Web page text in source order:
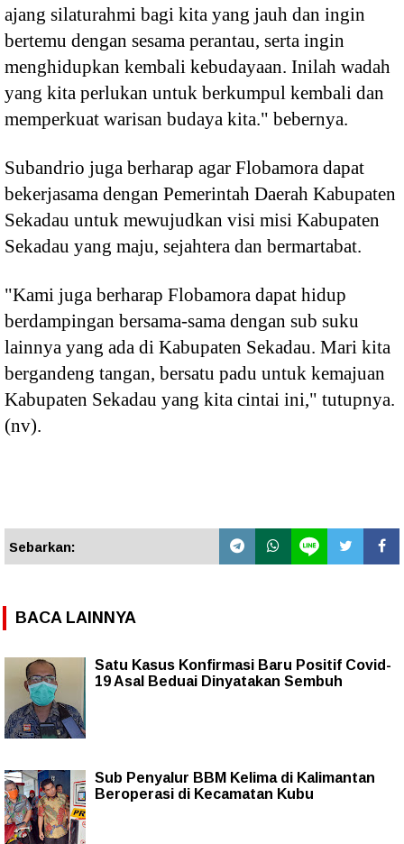
ajang silaturahmi bagi kita yang jauh dan ingin
bertemu dengan sesama perantau, serta ingin
menghidupkan kembali kebudayaan. Inilah wadah
yang kita perlukan untuk berkumpul kembali dan
memperkuat warisan budaya kita." bebernya.
Subandrio juga berharap agar Flobamora dapat
bekerjasama dengan Pemerintah Daerah Kabupaten
Sekadau untuk mewujudkan visi misi Kabupaten
Sekadau yang maju, sejahtera dan bermartabat.
"Kami juga berharap Flobamora dapat hidup
berdampingan bersama-sama dengan sub suku
lainnya yang ada di Kabupaten Sekadau. Mari kita
bergandeng tangan, bersatu padu untuk kemajuan
Kabupaten Sekadau yang kita cintai ini," tutupnya.
(nv).
Sebarkan:
BACA LAINNYA
Satu Kasus Konfirmasi Baru Positif Covid-
19 Asal Beduai Dinyatakan Sembuh
Sub Penyalur BBM Kelima di Kalimantan
Beroperasi di Kecamatan Kubu